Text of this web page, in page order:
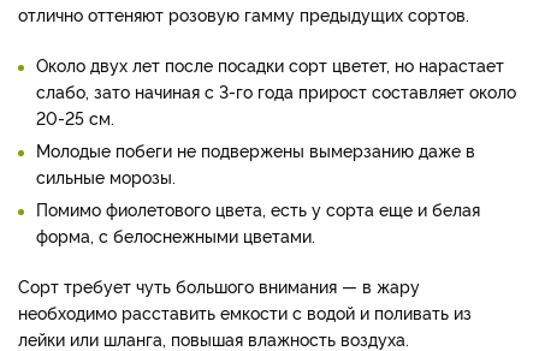
отлично оттеняют розовую гамму предыдущих сортов.
Около двух лет после посадки сорт цветет, но нарастает
слабо, зато начиная с 3-го года прирост составляет около
20-25 см.
Молодые побеги не подвержены вымерзанию даже в
сильные морозы.
Помимо фиолетового цвета, есть у сорта еще и белая
форма, с белоснежными цветами.
Сорт требует чуть большого внимания — в жару
необходимо расставить емкости с водой и поливать из
лейки или шланга, повышая влажность воздуха.